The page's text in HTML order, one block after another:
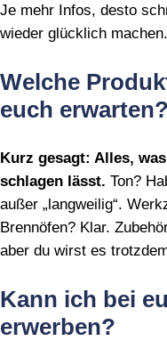
Je mehr Infos, desto
wieder glücklich machen.
Welche
euch erwarten?
Kurz gesagt: Alles,
schlagen lässt. Ton?
außer „langweilig“.
Brennöfen? Klar.
aber du wirst es
Kann ich bei
erwerben?